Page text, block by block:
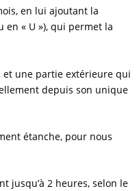
en lui ajoutant la
« U »), qui permet la
et une partie extérieure qui
depuis son unique
étanche, pour nous
jusqu’à 2 heures, selon le